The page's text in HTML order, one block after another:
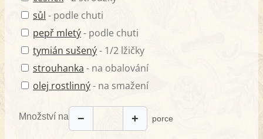
sůl - podle chuti
pepř mletý- podle chuti
tymián sušený- 1/2 lžičky
strouhanka - na obalování
olej rostlinný- na smažení
Množství na − + porce